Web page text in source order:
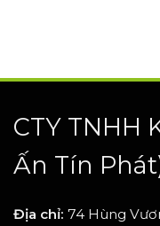
CTY TNHH
Ấn Tín
Địa chỉ: 74 Hùng